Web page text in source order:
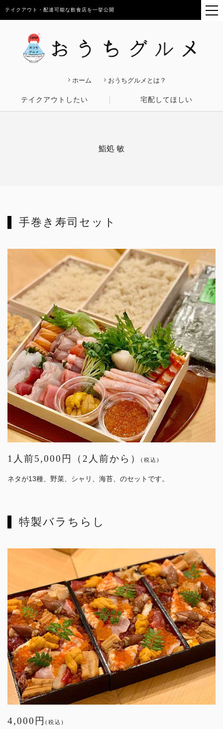
テイクアウト・配達可能な飲食店を一挙公開
ホーム おうちグルメとは？
テイクアウトしたい 宅配してほしい
鮨処 敏
手巻き寿司セット
1人前5,000円（2人前から） (税込)
ネタが13種、野菜、シャリ、海苔、のセットです。
特製バラちらし
4,000円 (税込)